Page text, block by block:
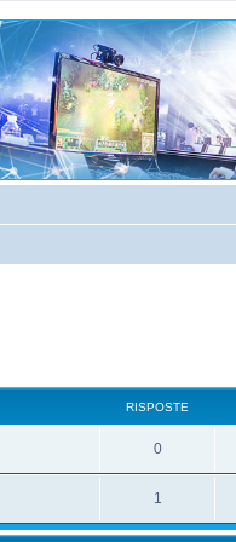
RISPOSTE
0R
i
1
i